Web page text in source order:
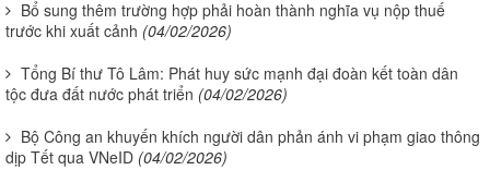
Bổ sung thêm trường hợp phải hoàn thành nghĩa vụ nộp thuế
trước khi xuất cảnh (04/02/2026)
Tổng Bí thư Tô Lâm: Phát huy sức mạnh đại đoàn kết toàn dân
tộc đưa đất nước phát triển (04/02/2026)
Bộ Công an khuyến khích người dân phản ánh vi phạm giao thông
dịp Tết qua VNeID (04/02/2026)